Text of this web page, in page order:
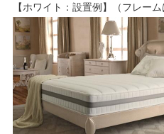
【ホワイト：設置例】（フレーム